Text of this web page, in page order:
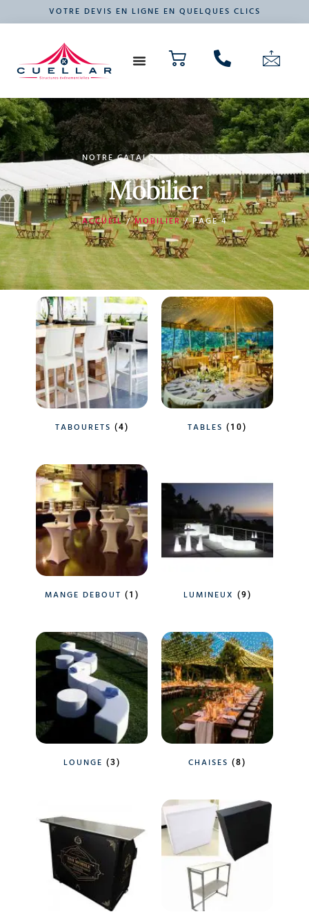
VOTRE DEVIS EN LIGNE EN QUELQUES CLICS
NOTRE CATALOGUE PRODUITS
Mobilier
ACCUEIL/MOBILIER/ PAGE 4
TABOURETS (4) TABLES (10)
MANGE DEBOUT (1) LUMINEUX (9)
LOUNGE (3) CHAISES (8)